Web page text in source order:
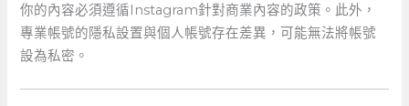
你的內容必須遵循Instagram針對商業內容的政策。此外，
專業帳號的隱私設置與個人帳號存在差異，可能無法將帳號
設為私密。